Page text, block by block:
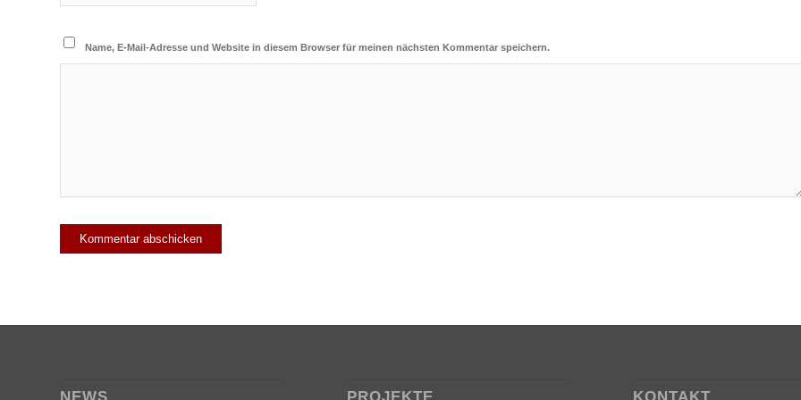
Name, E-Mail-Adresse und Website in diesem Browser für meinen nächsten Kommentar speichern.
NEWS PROJEKTE KONTAKT